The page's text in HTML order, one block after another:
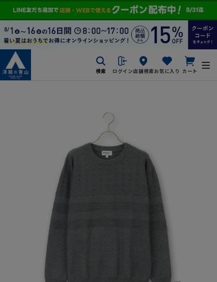
検索 ログイン店舗検索お気に入り カート